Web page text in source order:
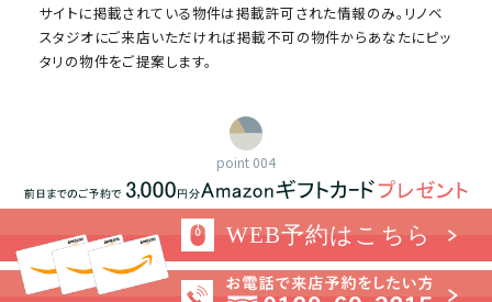
サイトに掲載されている物件は掲載許可された情報のみ。リノベ
スタジオにご来店いただければ掲載不可の物件からあなたにピッ
タリの物件をご提案します。
point 004
WEB予約はこちら